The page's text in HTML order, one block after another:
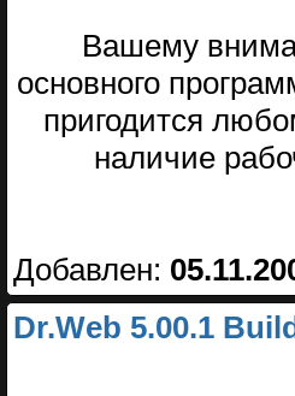
Вашему
основного
пригодится
наличие
Добавлен:
Dr.Web 5.00.1